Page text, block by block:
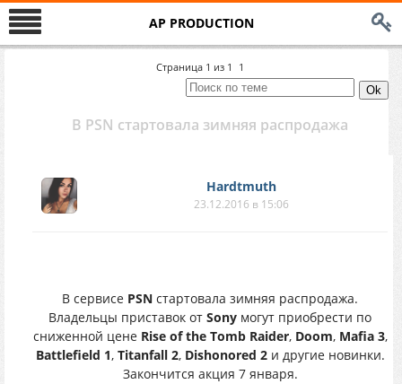
AP PRODUCTION
Страница 1 из 1 1
В PSN стартовала зимняя распродажа
Hardtmuth
23.12.2016 в 15:06
В сервисе PSN стартовала зимняя распродажа.
Владельцы приставок от Sony могут приобрести по
сниженной цене Rise of the Tomb Raider, Doom, Mafia 3,
Battlefield 1, Titanfall 2, Dishonored 2и другие новинки.
Закончится акция 7 января.